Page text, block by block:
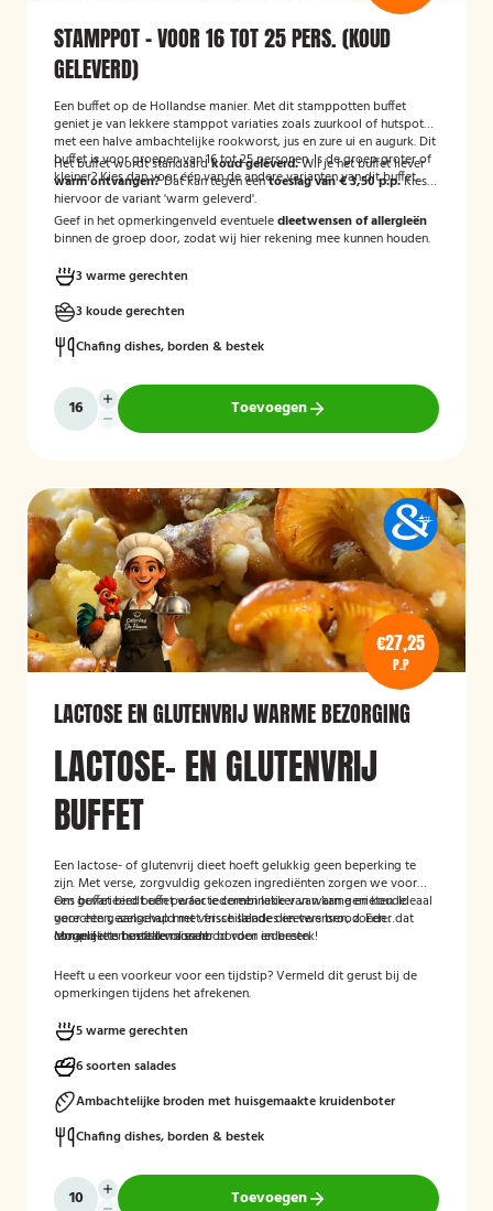
STAMPPOT - VOOR 16 TOT 25 PERS. (KOUD
GELEVERD)
Een buffet op de Hollandse manier. Met dit stamppotten buffet
geniet je van lekkere stamppot variaties zoals zuurkool of hutspot
met een halve ambachtelijke rookworst, jus en zure ui en augurk. Dit
buffet is voor groepen van 16 tot 25 personen. Is de groep groter of
kleiner? Kies dan voor één van de andere varianten van dit buffet.
Het buffet wordt standaardkoud geleverd.Wil je het buffet liever
warm ontvangen?Dat kan tegen eentoeslag van € 3,50 p.p.Kies
hiervoor de variant 'warm geleverd'.
Geef in het opmerkingenveld eventueledieetwensen of allergieën
binnen de groep door, zodat wij hier rekening mee kunnen houden.
3 warme gerechten
3 koude gerechten
Chafing dishes, borden & bestek
Toevoegen
€27,25
P.P
LACTOSE EN GLUTENVRIJ WARME BEZORGING
LACTOSE- EN GLUTENVRIJ
BUFFET
Een lactose- of glutenvrij dieet hoeft gelukkig geen beperking te
zijn. Met verse, zorgvuldig gekozen ingrediënten zorgen we voor
een gevarieerd buffet waar iedereen lekker van kan genieten. Ideaal
voor een gezelschap met verschillende dieetwensen, zonder dat
iemand iets hoeft te missen.
Ons buffet biedt een perfecte combinatie van warme en koude
gerechten, aangevuld met frisse salades en vers brood. Een
compleet en smaakvol aanbod voor iedereen.
Mogelijk te bestellen zonder borden en bestek!
Heeft u een voorkeur voor een tijdstip? Vermeld dit gerust bij de
opmerkingen tijdens het afrekenen.
5 warme gerechten
6 soorten salades
Ambachtelijke broden met huisgemaakte kruidenboter
Chafing dishes, borden & bestek
Toevoegen